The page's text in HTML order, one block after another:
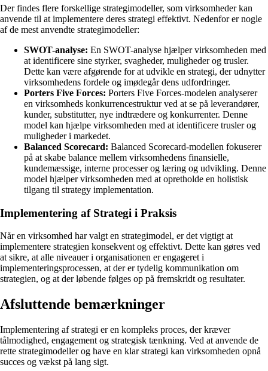
Der findes flere forskellige strategimodeller, som virksomheder kan
anvende til at implementere deres strategi effektivt. Nedenfor er nogle
af de mest anvendte strategimodeller:
SWOT-analyse: En SWOT-analyse hjælper virksomheden med
at identificere sine styrker, svagheder, muligheder og trusler.
Dette kan være afgørende for at udvikle en strategi, der udnytter
virksomhedens fordele og imødegår dens udfordringer.
Porters Five Forces: Porters Five Forces-modelen analyserer
en virksomheds konkurrencestruktur ved at se på leverandører,
kunder, substitutter, nye indtrædere og konkurrenter. Denne
model kan hjælpe virksomheden med at identificere trusler og
muligheder i markedet.
Balanced Scorecard: Balanced Scorecard-modellen fokuserer
på at skabe balance mellem virksomhedens finansielle,
kundemæssige, interne processer og læring og udvikling. Denne
model hjælper virksomheden med at opretholde en holistisk
tilgang til strategy implementation.
Implementering af Strategi i Praksis
Når en virksomhed har valgt en strategimodel, er det vigtigt at
implementere strategien konsekvent og effektivt. Dette kan gøres ved
at sikre, at alle niveauer i organisationen er engageret i
implementeringsprocessen, at der er tydelig kommunikation om
strategien, og at der løbende følges op på fremskridt og resultater.
Afsluttende bemærkninger
Implementering af strategi er en kompleks proces, der kræver
tålmodighed, engagement og strategisk tænkning. Ved at anvende de
rette strategimodeller og have en klar strategi kan virksomheden opnå
succes og vækst på lang sigt.